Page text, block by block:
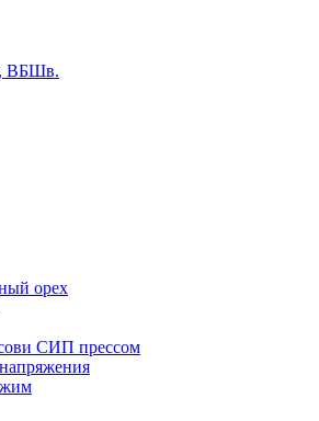
ВБШв.
орех
СИП прессом